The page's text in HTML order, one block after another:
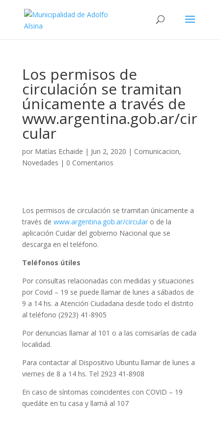
Los permisos de
circulación se tramitan
únicamente a través de
www.argentina.gob.ar/cir
cular
por Matías Echaide | Jun 2, 2020 | Comunicacion,
Novedades | 0 Comentarios
Los permisos de circulación se tramitan únicamente a
través de www.argentina.gob.ar/circularo de la
aplicación Cuidar del gobierno Nacional que se
descarga en el teléfono.
Teléfonos útiles
Por consultas relacionadas con medidas y situaciones
por Covid – 19 se puede llamar de lunes a sábados de
9 a 14 hs. a Atención Ciudadana desde todo el distrito
al teléfono (2923) 41-8905
Por denuncias llamar al 101 o a las comisarías de cada
localidad.
Para contactar al Dispositivo Ubuntu llamar de lunes a
viernes de 8 a 14 hs. Tel 2923 41-8908
En caso de síntomas coincidentes con COVID – 19
quedáte en tu casa y llamá al 107